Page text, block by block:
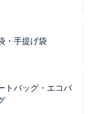
・手提げ袋
トバッグ・エコバ